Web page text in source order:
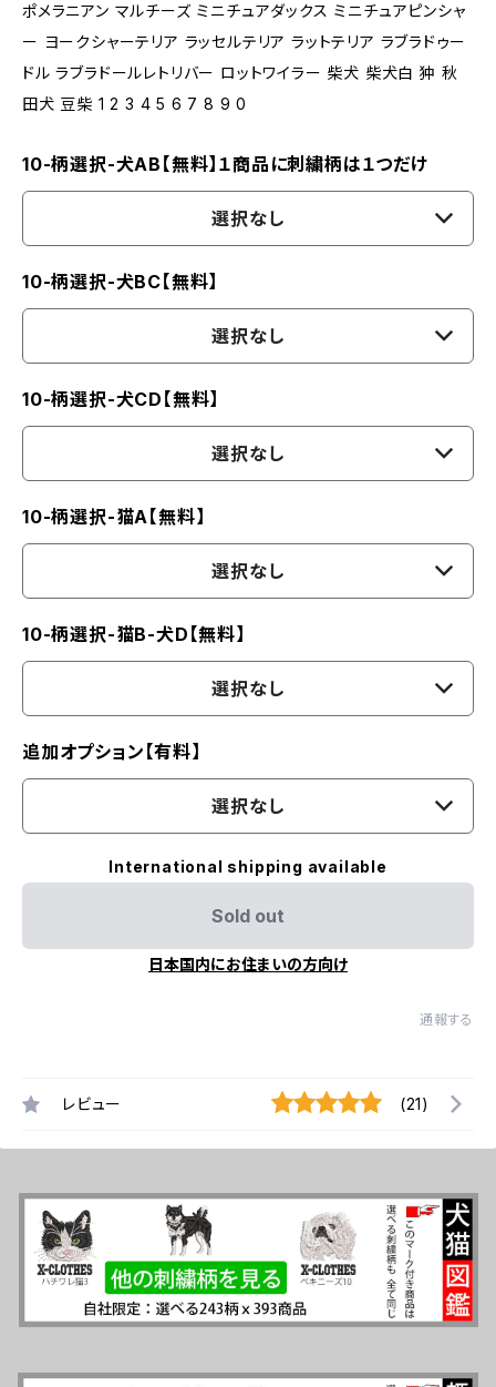
ポメラニアン マルチーズ ミニチュアダックス ミニチュアピンシャ
ー ヨークシャーテリア ラッセルテリア ラットテリア ラブラドゥー
ドル ラブラドールレトリバー ロットワイラー 柴犬 柴犬白 狆 秋
田犬 豆柴 1 2 3 4 5 6 7 8 9 0
10-柄選択-犬AB【無料】１商品に刺繍柄は１つだけ
選択なし
10-柄選択-犬BC【無料】
選択なし
10-柄選択-犬CD【無料】
選択なし
10-柄選択-猫A【無料】
選択なし
10-柄選択-猫B-犬D【無料】
選択なし
追加オプション【有料】
選択なし
International shipping available
Sold out
日本国内にお住まいの方向け
通報する
レビュー (21)